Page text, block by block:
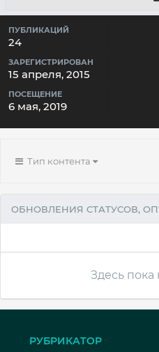
ПУБЛИКАЦИЙ
24
ЗАРЕГИСТРИРОВАН
15 апреля, 2015
ПОСЕЩЕНИЕ
6 мая, 2019
Тип контента
ОБНОВЛЕНИЯ СТАТУСОВ,
Здесь пока
РУБРИКАТОР